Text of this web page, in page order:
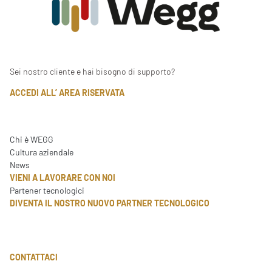
Sei nostro cliente e hai bisogno di supporto?
ACCEDI ALL’ AREA RISERVATA
Chi è WEGG
Cultura aziendale
News
VIENI A LAVORARE CON NOI
Partener tecnologici
DIVENTA IL NOSTRO NUOVO PARTNER TECNOLOGICO
CONTATTACI